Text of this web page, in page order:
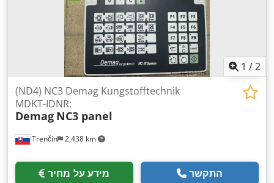
1 /2
Trenčín 2,438 km
(ND4) NC3 Demag Kungstofftechnik
MDKT-IDNR:
Demag NC3 panel
מידע על מחיר התקשר